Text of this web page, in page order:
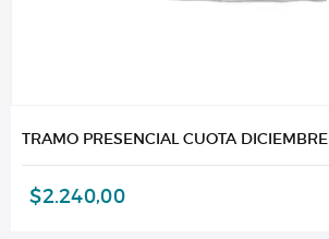
TRAMO PRESENCIAL CUOTA DICIEMBRE
$2.240,00